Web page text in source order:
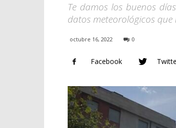
Te damos los buenos
datos meteorológicos que
octubre 16, 2022 0
Facebook